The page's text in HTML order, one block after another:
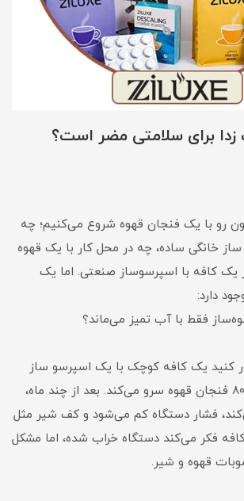
برای سلامتی مضر است؟
رو با یک فنجان قهوه شروع می‌کنیم؛ چه
خانگی ساده، چه در محل کار با یک قهوه
یک کافه با اسپرسوساز صنعتی. اما یک
دارد:
فقط با آب تمیز می‌ماند؟
کنید یک کافه کوچک با یک اسپرسو ساز
نیمه صنعتی روزانه ۸۰ فنجان قهوه سرو می‌کند. بعد از چند ماه،
فشار دستگاه کم می‌شود و کف شیر مثل
فکر می‌کند دستگاه خراب شده، اما مشکل
قهوه و شیر.